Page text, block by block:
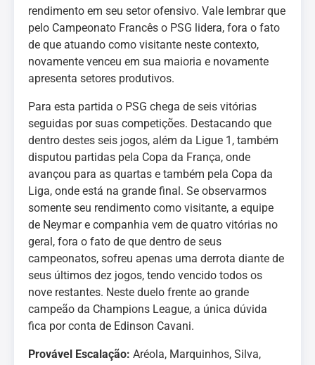
rendimento em seu setor ofensivo. Vale lembrar que
pelo Campeonato Francês o PSG lidera, fora o fato
de que atuando como visitante neste contexto,
novamente venceu em sua maioria e novamente
apresenta setores produtivos.
Para esta partida o PSG chega de seis vitórias
seguidas por suas competições. Destacando que
dentro destes seis jogos, além da Ligue 1, também
disputou partidas pela Copa da França, onde
avançou para as quartas e também pela Copa da
Liga, onde está na grande final. Se observarmos
somente seu rendimento como visitante, a equipe
de Neymar e companhia vem de quatro vitórias no
geral, fora o fato de que dentro de seus
campeonatos, sofreu apenas uma derrota diante de
seus últimos dez jogos, tendo vencido todos os
nove restantes. Neste duelo frente ao grande
campeão da Champions League, a única dúvida
fica por conta de Edinson Cavani.
Provável Escalação: Aréola, Marquinhos, Silva,